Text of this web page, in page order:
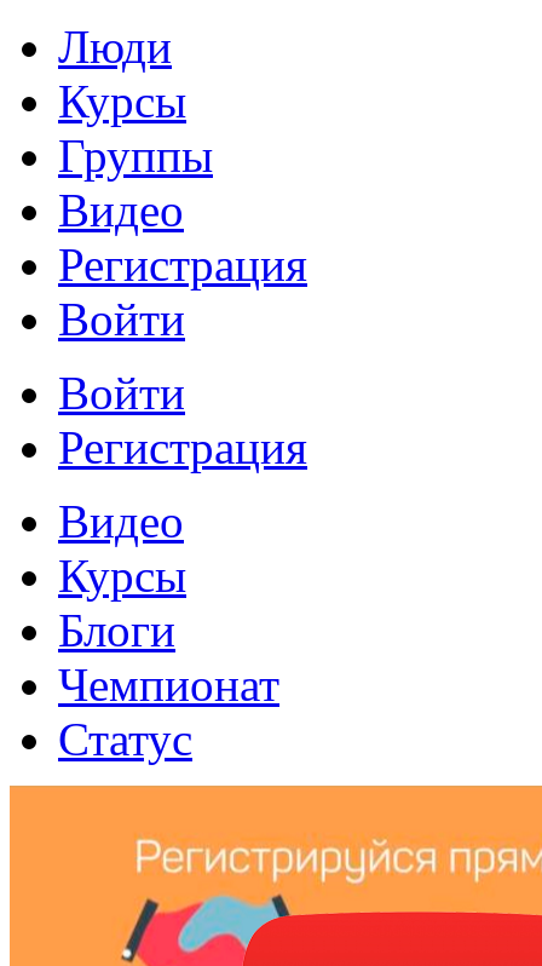
Люди
Курсы
Группы
Видео
Регистрация
Войти
Войти
Регистрация
Видео
Курсы
Блоги
Чемпионат
Статус